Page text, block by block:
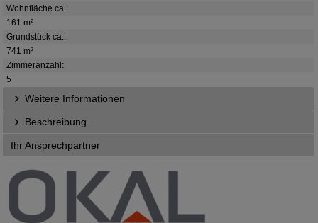
Wohnfläche ca.:
161 m²
Grundstück ca.:
741 m²
Zimmeranzahl:
5
Weitere Informationen
Beschreibung
Ihr Ansprechpartner